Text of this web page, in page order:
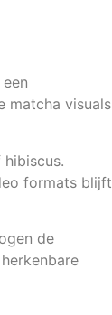
matcha visuals
formats blijft
de